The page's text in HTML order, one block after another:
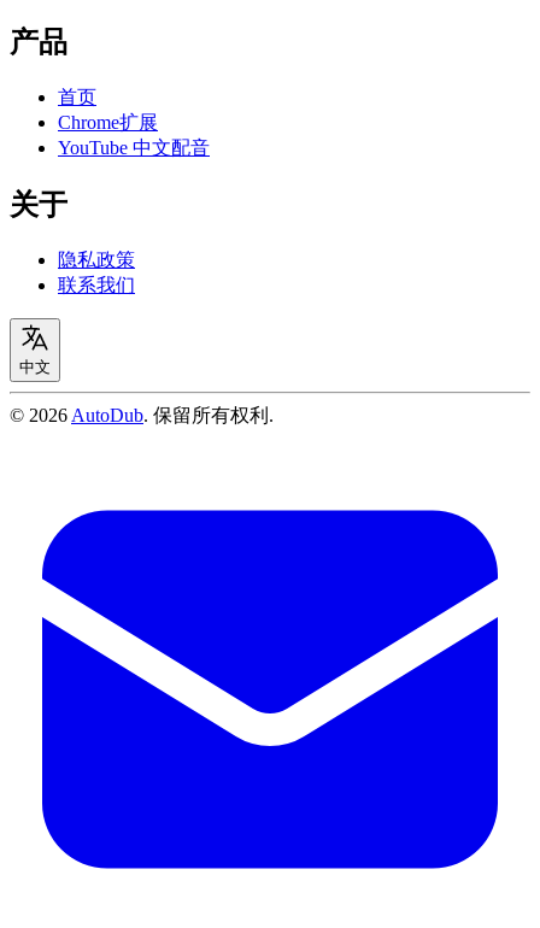
产品
首页
Chrome扩展
YouTube 中文配音
关于
隐私政策
联系我们
中文
© 2026 AutoDub. 保留所有权利 .